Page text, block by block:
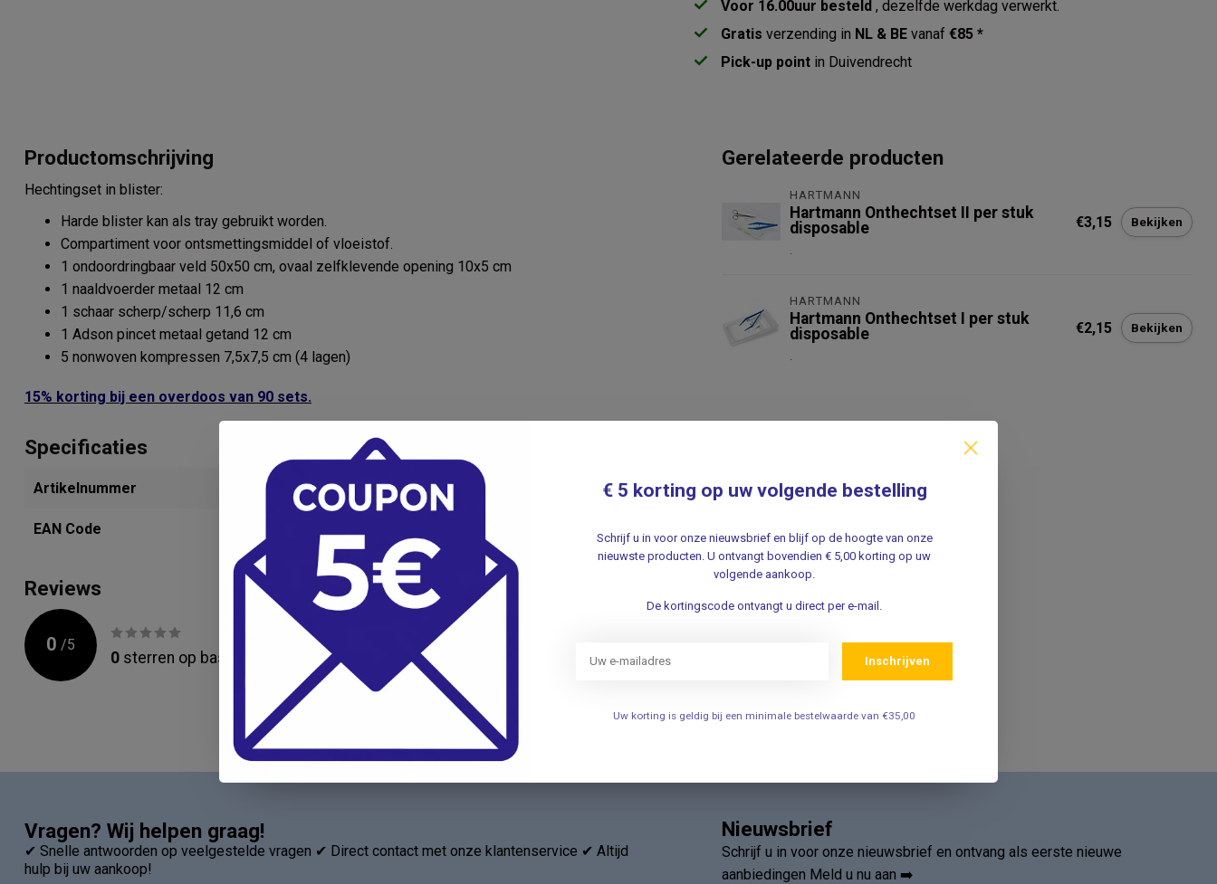
Voor 16.00uur besteld, dezelfde werkdag verwerkt.
Gratis verzending in NL & BE vanaf€85 *
Pick-up point in Duivendrecht
Productomschrijving
Hechtingset in blister:
Harde blister kan als tray gebruikt worden.
Compartiment voor ontsmettingsmiddel of vloeistof.
1 ondoordringbaar veld 50x50 cm, ovaal zelfklevende opening 10x5 cm
1 naaldvoerder metaal 12 cm
1 schaar scherp/scherp 11,6 cm
1 Adson pincet metaal getand 12 cm
5 nonwoven kompressen 7,5x7,5 cm (4 lagen)
15% korting bij een overdoos van 90 sets.
Specificaties
Artikelnummer 280234482
EAN Code
Reviews
0 /5
0 sterren op basis van beoordelingen
Gerelateerde producten
HARTMANN
Hartmann Onthechtset II per stuk
disposable
.
€3,15 Bekijken
HARTMANN
Hartmann Onthechtset I per stuk
disposable
.
€2,15 Bekijken
Vragen? Wij helpen graag!
✔ Snelle antwoorden op veelgestelde vragen ✔ Direct contact met onze klantenservice ✔ Altijd
hulp bij uw aankoop!
Nieuwsbrief
Schrijf u in voor onze nieuwsbrief en ontvang als eerste nieuwe
aanbiedingen Meld u nu aan ➡️
€ 5 korting op uw volgende bestelling
Schrijf u in voor onze nieuwsbrief en blijf op de hoogte van onze
nieuwste producten. U ontvangt bovendien € 5,00 korting op uw
volgende aankoop.
De kortingscode ontvangt u direct per e-mail.
Inschrijven
Uw korting is geldig bij een minimale bestelwaarde van €35,00